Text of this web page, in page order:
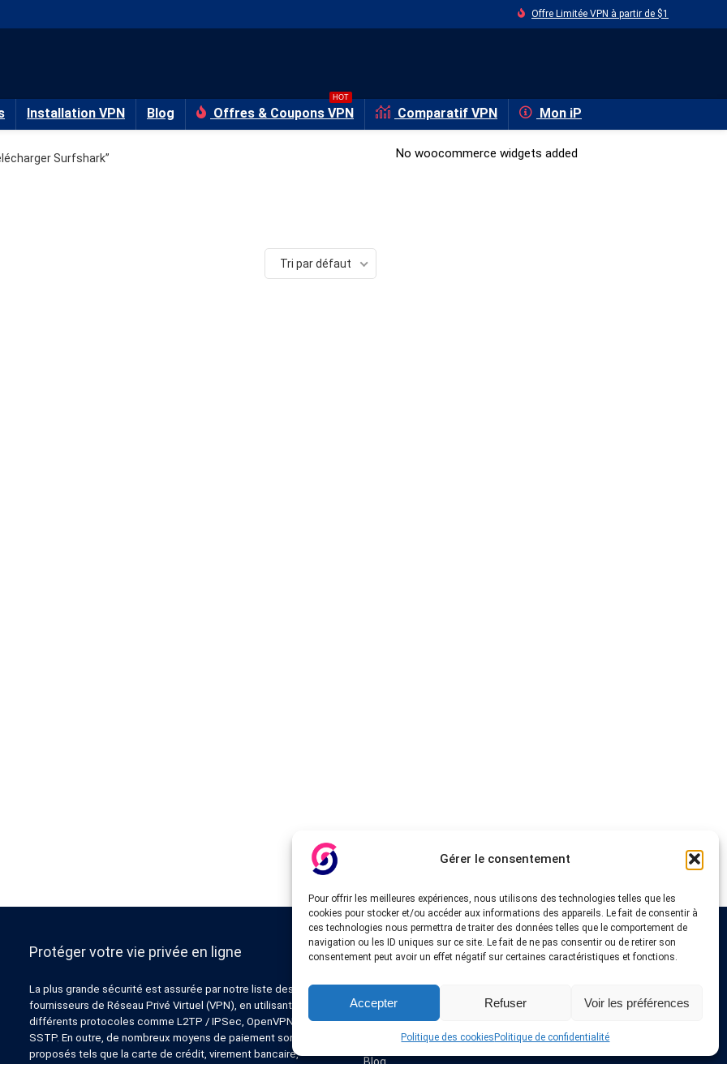
Gérer le consentement
Pour offrir les meilleures expériences, nous utilisons des technologies telles que les
cookies pour stocker et/ou accéder aux informations des appareils. Le fait de consentir à
ces technologies nous permettra de traiter des données telles que le comportement de
navigation ou les ID uniques sur ce site. Le fait de ne pas consentir ou de retirer son
consentement peut avoir un effet négatif sur certaines caractéristiques et fonctions.
Accepter Refuser Voir les préférences
Politique des cookies Politique de confidentialité
Offre Limitée VPN à partir de $1
Installation VPN Blog Offres & Coupons VPN
HOT
Comparatif VPN Mon iP
Surfshark”
Tri par défaut
No woocommerce widgets added
Protéger votre vie privée en ligne
La plus grande sécurité est assurée par notre liste des
fournisseurs de Réseau Privé Virtuel (VPN), en utilisant
différents protocoles comme L2TP / IPSec, OpenVPN, PPTP,
SSTP. En outre, de nombreux moyens de paiement sont
proposés tels que la carte de crédit, virement bancaire,
Liens utiles
Fournisseurs VPN
Astuces et Tutoriels
Offres & Coupons VPN
Installation VPN
A propos de nous
Blog